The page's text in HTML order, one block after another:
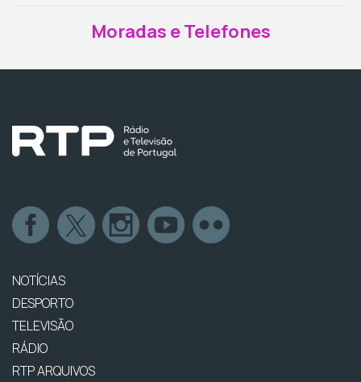
Moradas e Telefones
NOTÍCIAS
DESPORTO
TELEVISÃO
RÁDIO
RTP ARQUIVOS